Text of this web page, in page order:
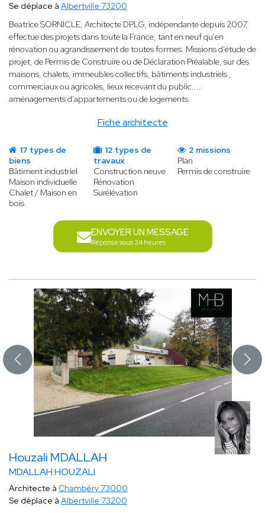
Fiche architecte
Se déplace à Albertville 73200
Beatrice SORNICLE, Architecte DPLG, indépendante depuis 2007,
effectue des projets dans toute la France, tant en neuf qu'en
rénovation ou agrandissement de toutes formes. Missions d'étude de
projet, de Permis de Construire ou de Déclaration Préalable, sur des
maisons, chalets, immeubles collectifs, bâtiments industriels ,
commerciaux ou agricoles, lieux recevant du public....
aménagements d'appartements ou de logements.
17 types de
biens
Bâtiment industriel
Maison individuelle
Chalet / Maison en
bois
12 types de
travaux
Construction neuve
Rénovation
Surélévation
2 missions
Plan
Permis de construire
ENVOYER UN MESSAGE
Réponse sous 24 heures
Houzali MDALLAH
MDALLAH HOUZALI
Architecte à Chambéry 73000
Se déplace à Albertville 73200